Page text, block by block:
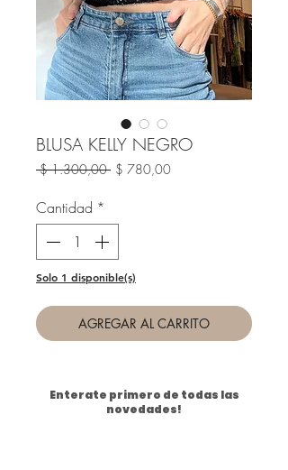
BLUSA KELLY NEGRO
$ 1.300,00 Precio
$ 780,00Precio
Cantidad *
Solo 1 disponible(s)
AGREGAR AL CARRITO
Enterate primero de todas las
novedades!